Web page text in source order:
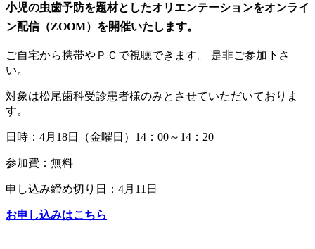
小児の虫歯予防を題材としたオリエンテーションをオンライ
ン配信（ZOOM）を開催いたします。
ご自宅から携帯やＰＣで視聴できます。 是非ご参加下さ
い。
対象は松尾歯科受診患者様のみとさせていただいておりま
す。
日時：4月18日（金曜日）14：00～14：20
参加費：無料
申し込み締め切り日：4月11日
お申し込みはこちら